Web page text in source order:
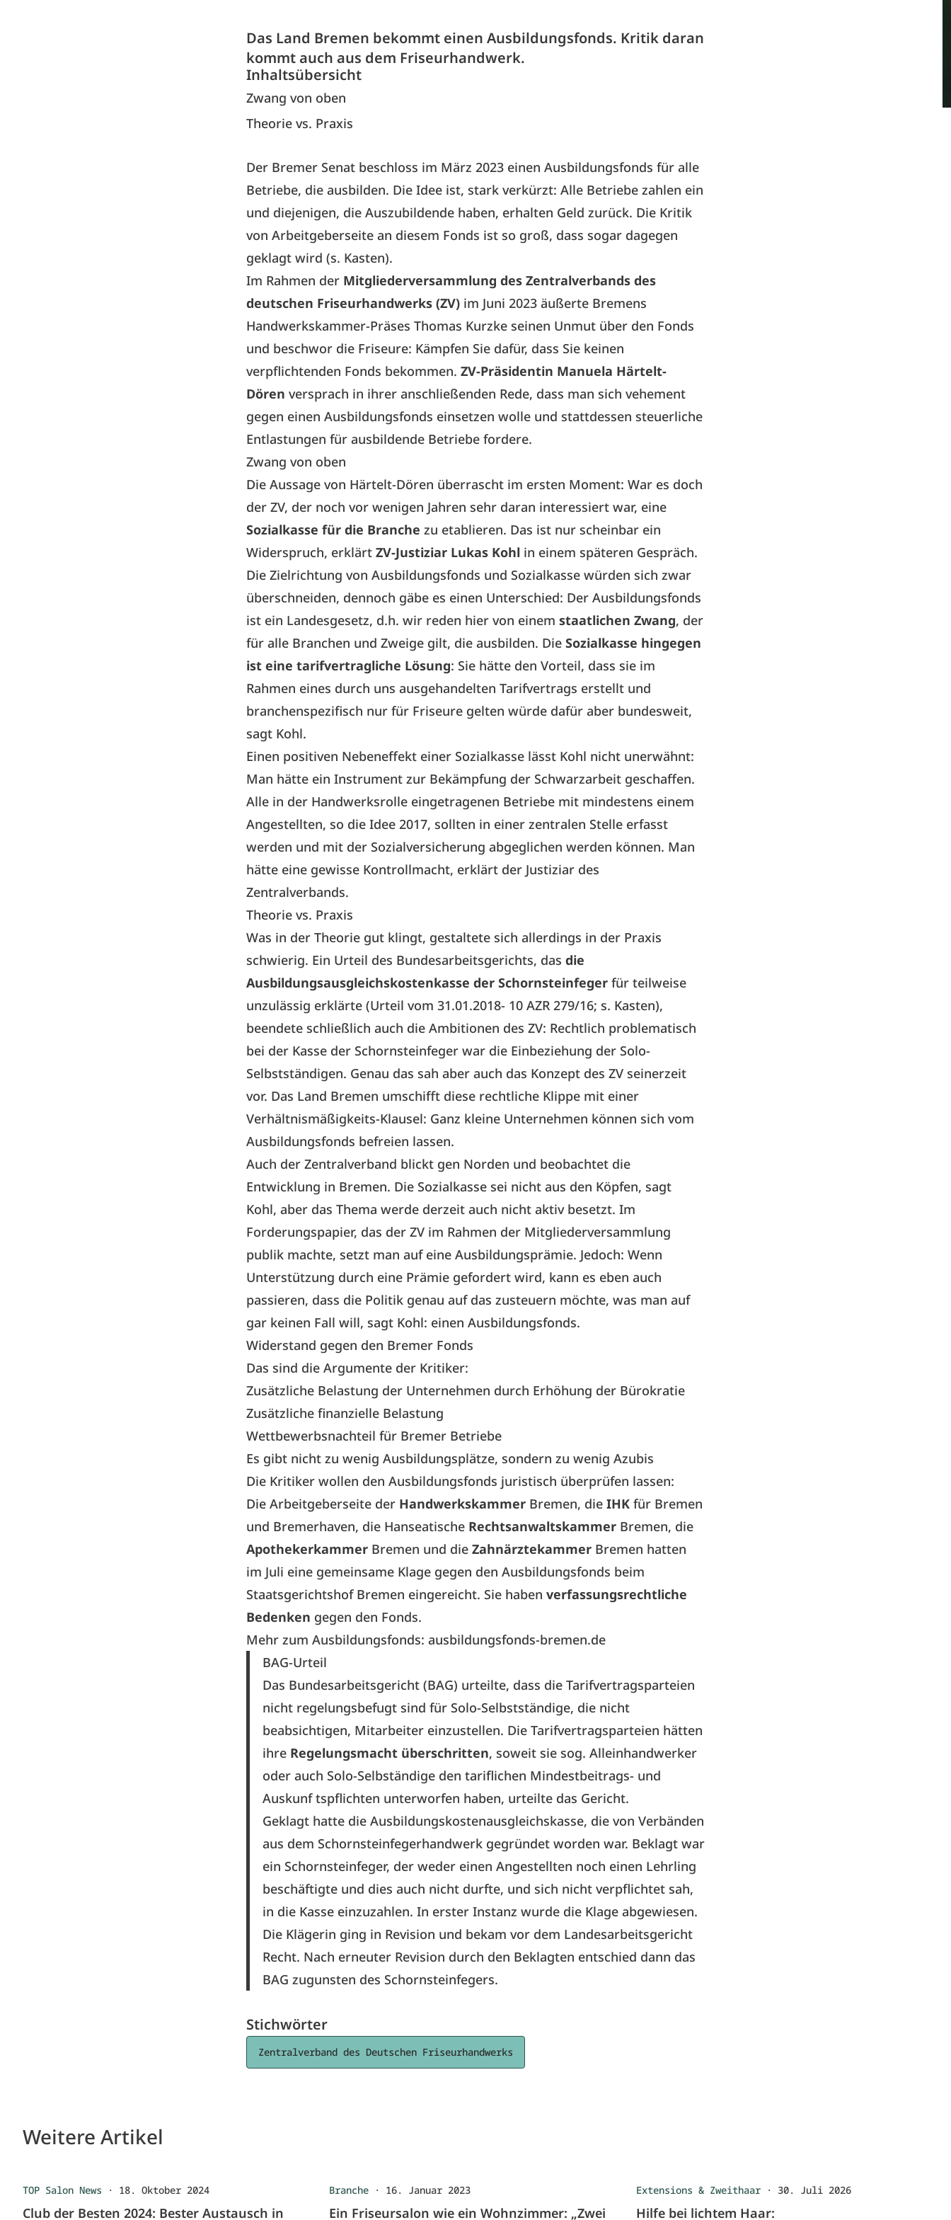
Das Land Bremen bekommt einen Ausbildungsfonds. Kritik daran
kommt auch aus dem Friseurhandwerk.
Inhaltsübersicht
Zwang von oben
Theorie vs. Praxis
Der Bremer Senat beschloss im März 2023 einen Ausbildungsfonds für alle
Betriebe, die ausbilden. Die Idee ist, stark verkürzt: Alle Betriebe zahlen ein
und diejenigen, die Auszubildende haben, erhalten Geld zurück. Die Kritik
von Arbeitgeberseite an diesem Fonds ist so groß, dass sogar dagegen
geklagt wird (s. Kasten).
Im Rahmen der Mitgliederversammlung des Zentralverbands des
deutschen Friseurhandwerks (ZV) im Juni 2023 äußerte Bremens
Handwerkskammer-Präses Thomas Kurzke seinen Unmut über den Fonds
und beschwor die Friseure: Kämpfen Sie dafür, dass Sie keinen
verpflichtenden Fonds bekommen. ZV-Präsidentin Manuela Härtelt-
Dören versprach in ihrer anschließenden Rede, dass man sich vehement
gegen einen Ausbildungsfonds einsetzen wolle und stattdessen steuerliche
Entlastungen für ausbildende Betriebe fordere.
Zwang von oben
Die Aussage von Härtelt-Dören überrascht im ersten Moment: War es doch
der ZV, der noch vor wenigen Jahren sehr daran interessiert war, eine
Sozialkasse für die Branche zu etablieren. Das ist nur scheinbar ein
Widerspruch, erklärt ZV-Justiziar Lukas Kohl in einem späteren Gespräch.
Die Zielrichtung von Ausbildungsfonds und Sozialkasse würden sich zwar
überschneiden, dennoch gäbe es einen Unterschied: Der Ausbildungsfonds
ist ein Landesgesetz, d.h. wir reden hier von einem staatlichen Zwang, der
für alle Branchen und Zweige gilt, die ausbilden. Die Sozialkasse hingegen
ist eine tarifvertragliche Lösung: Sie hätte den Vorteil, dass sie im
Rahmen eines durch uns ausgehandelten Tarifvertrags erstellt und
branchenspezifisch nur für Friseure gelten würde dafür aber bundesweit,
sagt Kohl.
Einen positiven Nebeneffekt einer Sozialkasse lässt Kohl nicht unerwähnt:
Man hätte ein Instrument zur Bekämpfung der Schwarzarbeit geschaffen.
Alle in der Handwerksrolle eingetragenen Betriebe mit mindestens einem
Angestellten, so die Idee 2017, sollten in einer zentralen Stelle erfasst
werden und mit der Sozialversicherung abgeglichen werden können. Man
hätte eine gewisse Kontrollmacht, erklärt der Justiziar des
Zentralverbands.
Theorie vs. Praxis
Was in der Theorie gut klingt, gestaltete sich allerdings in der Praxis
schwierig. Ein Urteil des Bundesarbeitsgerichts, das die
Ausbildungsausgleichskostenkasse der Schornsteinfeger für teilweise
unzulässig erklärte (Urteil vom 31.01.2018- 10 AZR 279/16; s. Kasten),
beendete schließlich auch die Ambitionen des ZV: Rechtlich problematisch
bei der Kasse der Schornsteinfeger war die Einbeziehung der Solo-
Selbstständigen. Genau das sah aber auch das Konzept des ZV seinerzeit
vor. Das Land Bremen umschifft diese rechtliche Klippe mit einer
Verhältnismäßigkeits-Klausel: Ganz kleine Unternehmen können sich vom
Ausbildungsfonds befreien lassen.
Auch der Zentralverband blickt gen Norden und beobachtet die
Entwicklung in Bremen. Die Sozialkasse sei nicht aus den Köpfen, sagt
Kohl, aber das Thema werde derzeit auch nicht aktiv besetzt. Im
Forderungspapier, das der ZV im Rahmen der Mitgliederversammlung
publik machte, setzt man auf eine Ausbildungsprämie. Jedoch: Wenn
Unterstützung durch eine Prämie gefordert wird, kann es eben auch
passieren, dass die Politik genau auf das zusteuern möchte, was man auf
gar keinen Fall will, sagt Kohl: einen Ausbildungsfonds.
Widerstand gegen den Bremer Fonds
Das sind die Argumente der Kritiker:
Zusätzliche Belastung der Unternehmen durch Erhöhung der Bürokratie
Zusätzliche finanzielle Belastung
Wettbewerbsnachteil für Bremer Betriebe
Es gibt nicht zu wenig Ausbildungsplätze, sondern zu wenig Azubis
Die Kritiker wollen den Ausbildungsfonds juristisch überprüfen lassen:
Die Arbeitgeberseite der Handwerkskammer Bremen, die IHK für Bremen
und Bremerhaven, die Hanseatische Rechtsanwaltskammer Bremen, die
Apothekerkammer Bremen und die Zahnärztekammer Bremen hatten
im Juli eine gemeinsame Klage gegen den Ausbildungsfonds beim
Staatsgerichtshof Bremen eingereicht. Sie haben verfassungsrechtliche
Bedenken gegen den Fonds.
Mehr zum Ausbildungsfonds: ausbildungsfonds-bremen.de
BAG-Urteil
Das Bundesarbeitsgericht (BAG) urteilte, dass die Tarifvertragsparteien
nicht regelungsbefugt sind für Solo-Selbstständige, die nicht
beabsichtigen, Mitarbeiter einzustellen. Die Tarifvertragsparteien hätten
ihre Regelungsmacht überschritten, soweit sie sog. Alleinhandwerker
oder auch Solo-Selbständige den tariflichen Mindestbeitrags- und
Auskunf tspflichten unterworfen haben, urteilte das Gericht.
Geklagt hatte die Ausbildungskostenausgleichskasse, die von Verbänden
aus dem Schornsteinfegerhandwerk gegründet worden war. Beklagt war
ein Schornsteinfeger, der weder einen Angestellten noch einen Lehrling
beschäftigte und dies auch nicht durfte, und sich nicht verpflichtet sah,
in die Kasse einzuzahlen. In erster Instanz wurde die Klage abgewiesen.
Die Klägerin ging in Revision und bekam vor dem Landesarbeitsgericht
Recht. Nach erneuter Revision durch den Beklagten entschied dann das
BAG zugunsten des Schornsteinfegers.
Stichwörter
Zentralverband des Deutschen Friseurhandwerks
Weitere Artikel
TOP Salon News · 18. Oktober 2024
Club der Besten 2024: Bester Austausch in
Branche · 16. Januar 2023
Ein Friseursalon wie ein Wohnzimmer: „Zwei
Extensions & Zweithaar· 30. Juli 2026
Hilfe bei lichtem Haar: